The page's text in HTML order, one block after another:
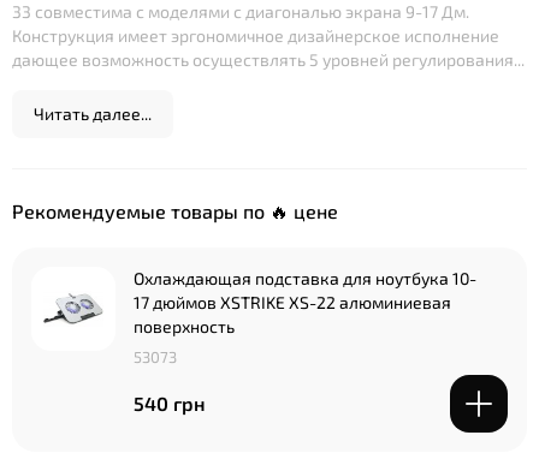
33 совместима с моделями с диагональю экрана 9-17 Дм.
Конструкция имеет эргономичное дизайнерское исполнение
дающее возможность осуществлять 5 уровней регулирования...
Читать далее...
Рекомендуемые товары по 🔥 цене
Охлаждающая подставка для ноутбука 10-
17 дюймов XSTRIKE XS-22 алюминиевая
поверхность
53073
540 грн